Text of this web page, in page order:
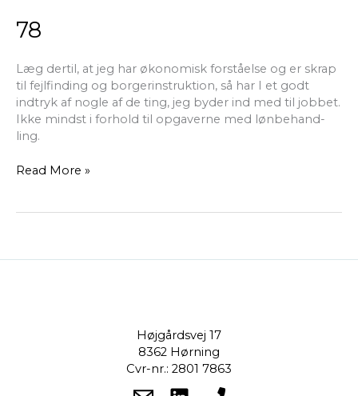
78
Læg dertil, at jeg har økonomisk forståelse og er skrap
til fejlfinding og borgerinstruktion, så har I et godt
indtryk af nogle af de ting, jeg byder ind med til jobbet.
Ikke mindst i forhold til opgaverne med lønbehand-
ling.
78
Read More »
Højgårdsvej 17
8362 Hørning
Cvr-nr.: 2801 7863